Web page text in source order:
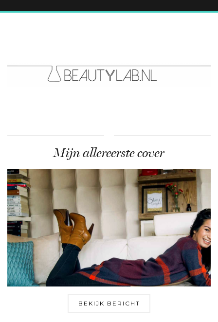
Mijn allereerste cover
BEKIJK BERICHT